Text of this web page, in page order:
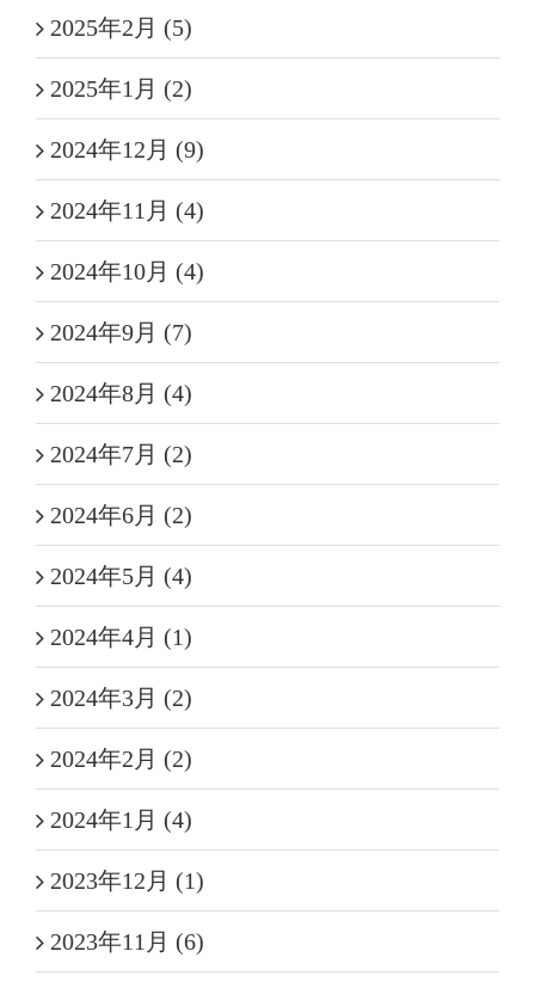
2025年2月 (5)
2025年1月 (2)
2024年12月 (9)
2024年11月 (4)
2024年10月 (4)
2024年9月 (7)
2024年8月 (4)
2024年7月 (2)
2024年6月 (2)
2024年5月 (4)
2024年4月 (1)
2024年3月 (2)
2024年2月 (2)
2024年1月 (4)
2023年12月 (1)
2023年11月 (6)